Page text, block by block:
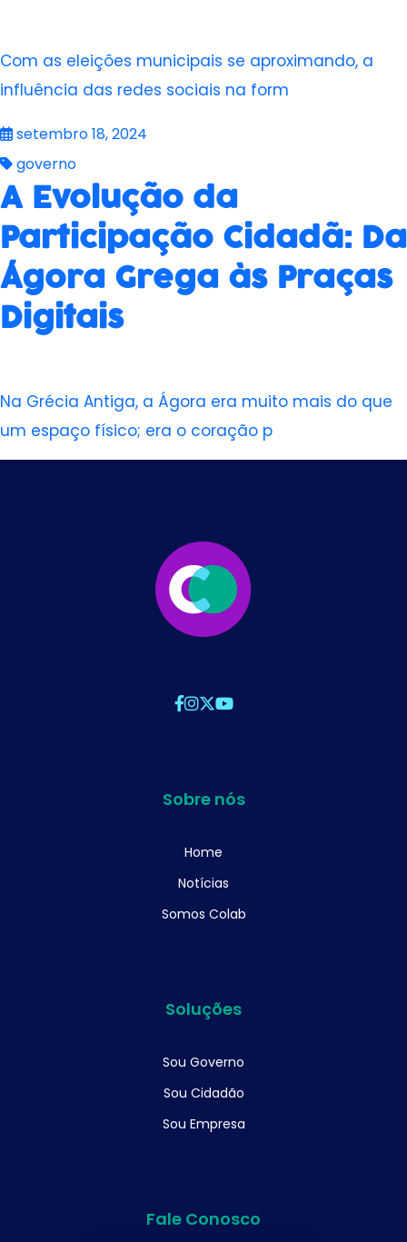
Com as eleições municipais se aproximando, a
influência das redes sociais na form
setembro 18, 2024
governo
A Evolução da
Participação Cidadã: Da
Ágora Grega às Praças
Digitais
Na Grécia Antiga, a Ágora era muito mais do que
um espaço físico; era o coração p
Sobre nós
Home
Notícias
Somos Colab
Soluções
Sou Governo
Sou Cidadão
Sou Empresa
Fale Conosco